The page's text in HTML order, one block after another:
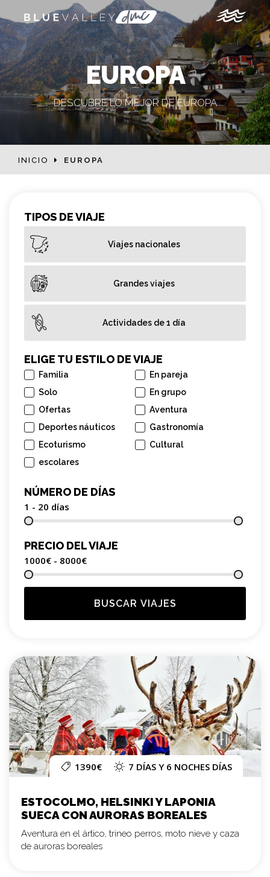
EUROPA
DESCUBRE LO MEJOR DE EUROPA
INICIO EUROPA
TIPOS DE VIAJE
Viajes nacionales
Grandes viajes
Actividades de 1 día
ELIGE TU ESTILO DE VIAJE
Familia
En pareja
Solo
En grupo
Ofertas
Aventura
Deportes náuticos
Gastronomía
Ecoturismo
Cultural
escolares
NÚMERO DE DÍAS
1 - 20 días
PRECIO DEL VIAJE
1000€ - 8000€
BUSCAR VIAJES
1390€ 7 DÍAS Y 6 NOCHES DÍAS
ESTOCOLMO, HELSINKI Y LAPONIA
SUECA CON AURORAS BOREALES
Aventura en el ártico, trineo perros, moto nieve y caza
de auroras boreales